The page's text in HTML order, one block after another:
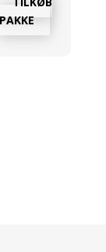
PAKKE